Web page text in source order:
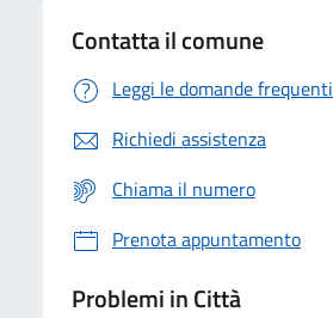
Contatta il comune
Leggi le domande frequenti
Richiedi assistenza
Chiama il numero
Prenota appuntamento
Problemi in Città